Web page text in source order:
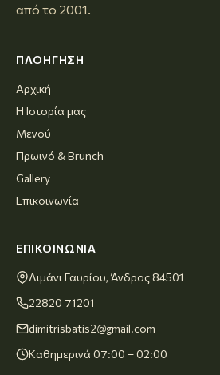
από το 2001.
ΠΛΟΉΓΗΣΗ
Αρχική
Η Ιστορία μας
Μενού
Πρωινό & Brunch
Gallery
Επικοινωνία
ΕΠΙΚΟΙΝΩΝΊΑ
Λιμάνι Γαυρίου, Άνδρος 84501
22820 71201
dimitrisbatis2@gmail.com
Καθημερινά 07:00 – 02:00